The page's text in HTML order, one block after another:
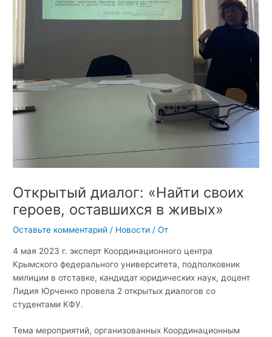
Открытый диалог: «Найти своих
героев, оставшихся в живых»
Оставьте комментарий / Новости / От
4 мая 2023 г. эксперт Координационного центра
Крымского федерального университета, подполковник
милиции в отставке, кандидат юридических наук, доцент
Лидия Юрченко провела 2 открытых диалогов со
студентами КФУ.
Тема мероприятий, организованных Координационным